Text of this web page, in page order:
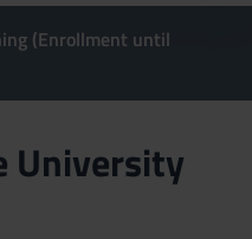
(Enrollment until
University